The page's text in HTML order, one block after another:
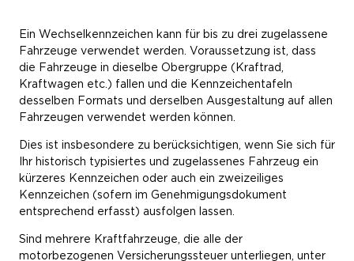
Bei Eigenimport: Beachten Sie, dass die Daten in der
Genehmigungsdatenbank eingetragen sein müssen!
Entrichtung der NoVA (Finanzamt)
Bei Bedenken wegen der Echtheit der
Unterschriften: eventuell Beglaubigung oder
Bestätigung durch die Behörde, durch den ÖAMTC
bzw. ARBÖ oder Vermittlungsstampiglie eines Kfz-
Handels
muss und auf Originalität und Erhaltungszustand geprüft
wird. Dazu kann auch ein Gutachten eines
Sachverständigen für historische Kraftfahrzeuge
werden.
Nach erfolgter Einzelgenehmigung muss das Fahrzeug
allen Fällen!)
in der zentralen Genehmigungsdatenbank
(ZGD) durch das zuständige Finanzamt freigeschaltet
werden, erst dann kann eine Zulassung erfolgen.
Für "historische Fahrzeuge" ist derzeit keine NoVA zu
entrichten.
Österreich unterliegen ebenfalls der NoVA
Motorfahrrad:8,50€
Anhänger:11,50€
Zugmaschine:11,50€
Beantragung eines Scheckkartenzulassungsscheins:
31,10€
Die vollständigen Informationen zur KFZ-Zulassung und
KFZ-Abmeldung finden Sie unter oesterreich.gv.at
Ein Wechselkennzeichen kann für bis zu drei zugelassene
Fahrzeuge verwendet werden. Voraussetzung ist, dass
die Fahrzeuge in dieselbe Obergruppe (Kraftrad,
Kraftwagen etc.) fallen und die Kennzeichentafeln
desselben Formats und derselben Ausgestaltung auf allen
Fahrzeugen verwendet werden können.
Dies ist insbesondere zu berücksichtigen, wenn Sie sich für
Ihr historisch typisiertes und zugelassenes Fahrzeug ein
kürzeres Kennzeichen oder auch ein zweizeiliges
Kennzeichen (sofern im Genehmigungsdokument
entsprechend erfasst) ausfolgen lassen.
Sind mehrere Kraftfahrzeuge, die alle der
motorbezogenen Versicherungssteuer unterliegen, unter